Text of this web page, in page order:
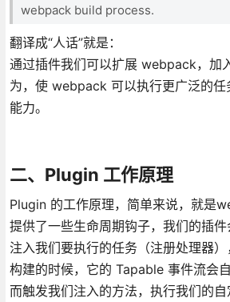
webpack build process.
翻译成“人话”就是：
通过插件我们可以扩展 webpack，加
为，使 webpack 可以执行更广泛的任
能力。
二、Plugin 工作原理
Plugin 的工作原理，简单来说，就是
提供了一些生命周期钩子，我们的插
注入我们要执行的任务（注册处理器
构建的时候，它的 Tapable 事件流会
而触发我们注入的方法，执行我们的自